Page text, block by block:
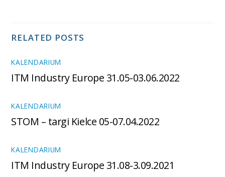
RELATED POSTS
KALENDARIUM
ITM Industry Europe 31.05-03.06.2022
KALENDARIUM
STOM – targi Kielce 05-07.04.2022
KALENDARIUM
ITM Industry Europe 31.08-3.09.2021